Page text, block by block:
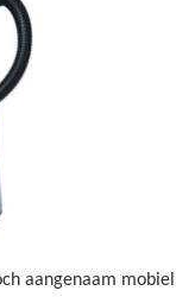
aangenaam mobiel